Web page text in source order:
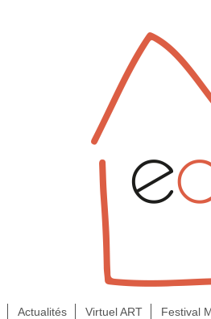
Actualités Virtuel ART
Festival